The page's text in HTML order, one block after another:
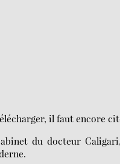
il faut encore
du docteur